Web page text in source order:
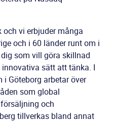
och vi erbjuder många
och i 60 länder runt om i
som vill göra skillnad
sätt att tänka. I
Göteborg arbetar över
som global
och
tillverkas bland annat